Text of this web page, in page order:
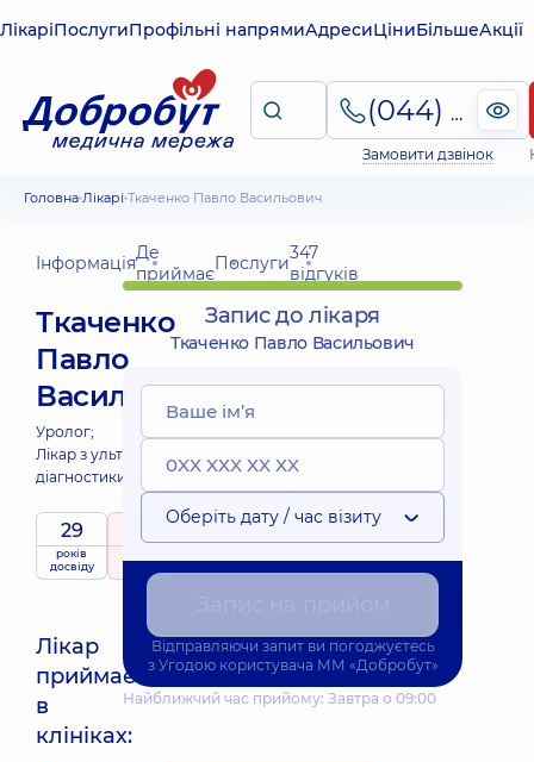
ЛікаріПослугиПрофільні напрямиАдресиЦіниБільшеАкції
(044) 495-2-888
Замовити дзвінок
Головна Лікарі Ткаченко Павло Васильович
ІнформаціяДе
приймаєПослуги347
відгуків
Ткаченко
Павло
Васильович
Уролог;
Лікар з ультразвукової
діагностики;
29
років
досвіду
5 / 5
Лікар
приймає
в
клініках:
Найближчий час прийому: Завтра о 09:00
Запис до лікаря
Ткаченко Павло Васильович
Оберіть дату / час візиту
Відправляючи запит ви погоджуєтесь
з Угодою користувача ММ «Добробут»